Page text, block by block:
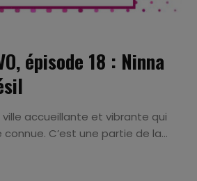
épisode 18 : Ninna
ville accueillante et vibrante qui
C’est une partie de la...